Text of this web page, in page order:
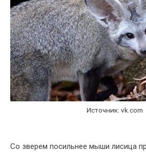
Источник: vk.com
Со зверем посильнее мыши лисица